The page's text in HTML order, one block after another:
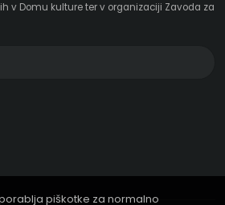
piškotke za normalno
v Domu kulture ter v organizaciji Zavoda za